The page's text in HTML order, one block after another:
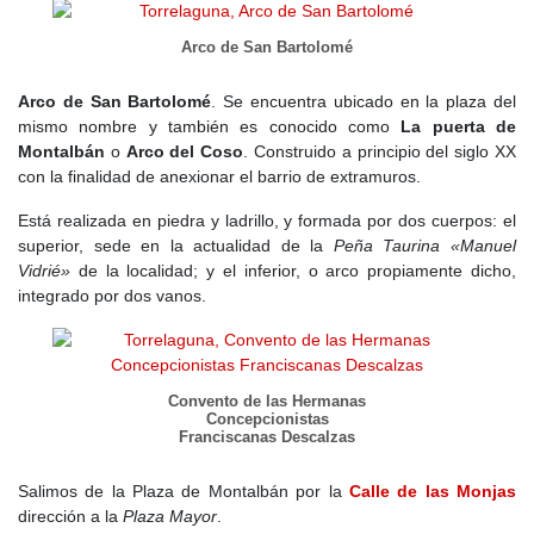
encanto de poder pasear por laguna de sus calles centenarias y
Este municipio ha sido declarado Monumento Histórico -
Artístico en 1974.
Arco de San Bartolomé
Arco de San Bartolomé . Se encuentra ubicado en la plaza del
mismo nombre y también es conocido como La puerta de
Montalbán o Arco del Coso . Construido a principio del siglo XX
con la finalidad de anexionar el barrio de extramuros.
Está realizada en piedra y ladrillo, y formada por dos cuerpos: el
superior, sede en la actualidad de la Peña Taurina «Manuel
Vidrié» de la localidad; y el inferior, o arco propiamente dicho,
integrado por dos vanos.
Convento de las Hermanas
Concepcionistas
Franciscanas Descalzas
Salimos de la Plaza de Montalbán por la Calle de las Monjas
dirección a la Plaza Mayor